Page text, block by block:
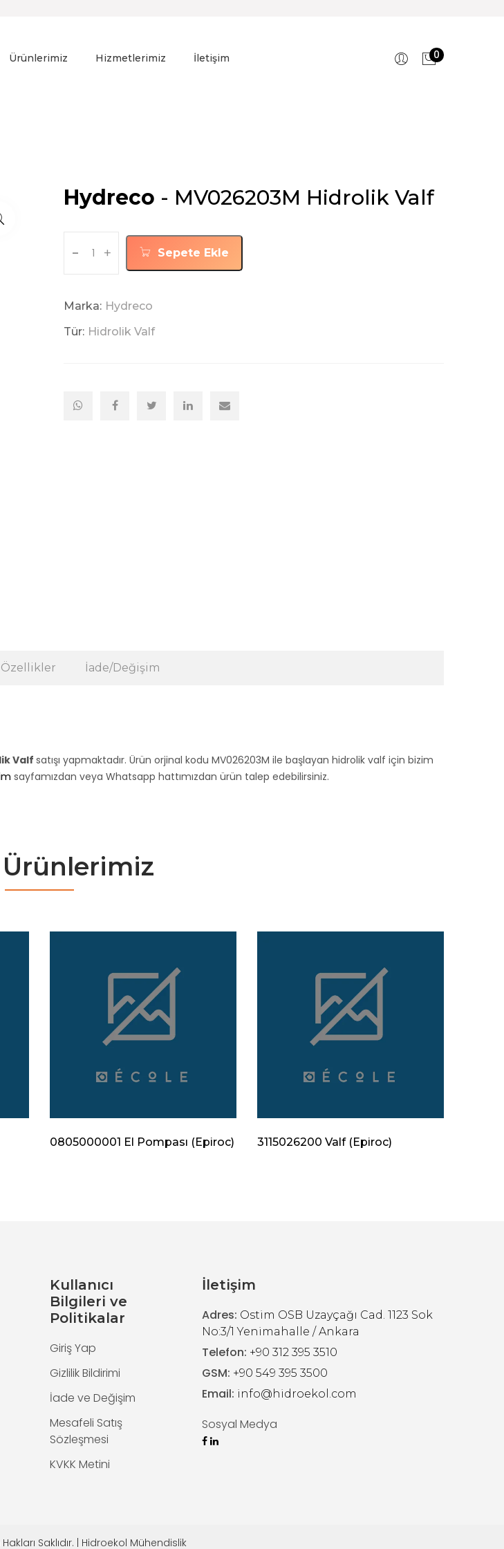
Ürünlerimiz Hizmetlerimiz İletişim 0
Hydreco - MV026203M Hidrolik Valf
- + Sepete Ekle
Marka: Hydreco
Tür: Hidrolik Valf
Özellikler İade/Değişim
Valfsatışı yapmaktadır. Ürün orjinal kodu MV026203M ile başlayan hidrolik valf için bizim
sayfamızdan veya Whatsapp hattımızdan ürün talep edebilirsiniz.
0805000001 El Pompası (Epiroc) 3115026200 Valf (Epiroc)
Kullanıcı
Bilgileri ve
Politikalar
Giriş Yap
Gizlilik Bildirimi
İade ve Değişim
Mesafeli Satış
Sözleşmesi
KVKK Metini
İletişim
Adres: Ostim OSB Uzayçağı Cad. 1123 Sok
No:3/1 Yenimahalle / Ankara
Telefon: +90 312 395 3510
GSM: +90 549 395 3500
Email: info@hidroekol.com
Sosyal Medya
Saklıdır. | Hidroekol Mühendislik